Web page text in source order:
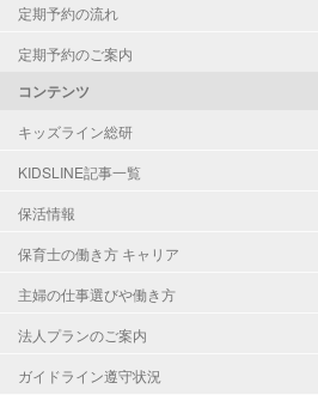
定期予約の流れ
定期予約のご案内
コンテンツ
キッズライン総研
KIDSLINE記事一覧
保活情報
保育士の働き方 キャリア
主婦の仕事選びや働き方
法人プランのご案内
ガイドライン遵守状況